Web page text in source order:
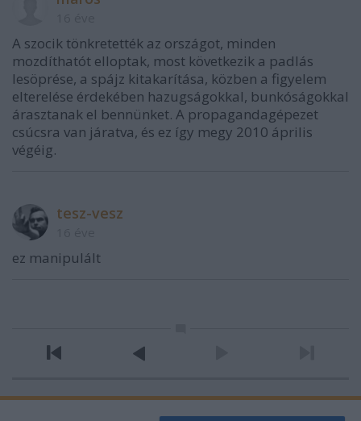
A szocik tönkretették az országot, minden
mozdíthatót elloptak, most következik a padlás
lesöprése, a spájz kitakarítása, közben a figyelem
elterelése érdekében hazugságokkal, bunkóságokkal
árasztanak el bennünket. A propagandagépezet
csúcsra van járatva, és ez így megy 2010 április
végéig.
tesz-vesz
ez manipulált